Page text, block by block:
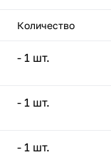
Количество
- 1 шт.
- 1 шт.
- 1 шт.